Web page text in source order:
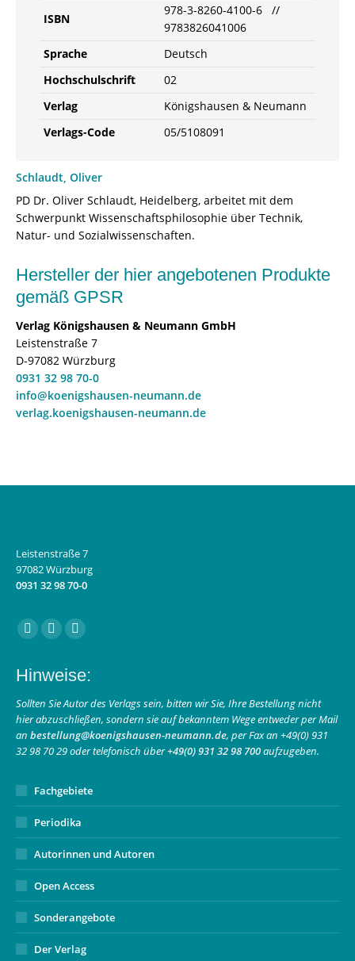
ISBN
978-3-8260-4100-6 //
9783826041006
Sprache
Deutsch
Hochschulschrift
02
Verlag
Königshausen & Neumann
Verlags-Code
05/5108091
Schlaudt, Oliver
PD Dr. Oliver Schlaudt, Heidelberg, arbeitet mit dem
Schwerpunkt Wissenschaftsphilosophie über Technik,
Natur- und Sozialwissenschaften.
Hersteller der hier angebotenen Produkte
gemäß GPSR
Verlag Königshausen & Neumann GmbH
Leistenstraße 7
D-97082 Würzburg
0931 32 98 70-0
info@koenigshausen-neumann.de
verlag.koenigshausen-neumann.de
Leistenstraße 7
97082 Würzburg
0931 32 98 70-0
Finden Sie uns auf:
Facebook
opens
in
new
window
Instagram
opens
in
new
window
E-
page
opens
in
new
window
Hinweise:
Sollten Sie Autor des Verlags sein, bitten wir Sie, Ihre Bestellung nicht
hier abzuschließen, sondern sie auf bekanntem Wege entweder per Mail
an bestellung@koenigshausen-neumann.de, per Fax an +49(0) 931
32 98 70 29 oder telefonisch über+49(0) 931 32 98 700aufzugeben.
Fachgebiete
Periodika
Autorinnen und Autoren
Open Access
Sonderangebote
Der Verlag